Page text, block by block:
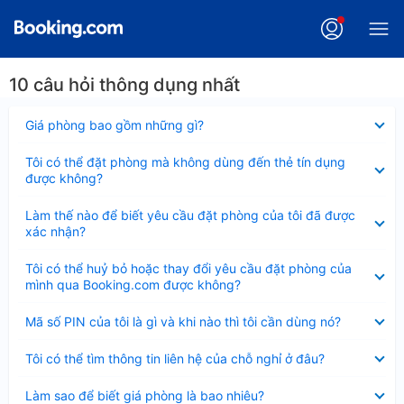
10 câu hỏi thông dụng nhất
Giá phòng bao gồm những gì?
thu
Tôi có thể đặt phòng mà không dùng đến thẻ tín dụng
được không?
thu
gọn
Làm thế nào để biết yêu cầu đặt phòng của tôi đã được
xác nhận?
thu
gọn
Tôi có thể huỷ bỏ hoặc thay đổi yêu cầu đặt phòng của
mình qua Booking.com được không?
thu
gọn
Mã số PIN của tôi là gì và khi nào thì tôi cần dùng nó?
thu
Tôi có thể tìm thông tin liên hệ của chỗ nghỉ ở đâu?
thu
Làm sao để biết giá phòng là bao nhiêu?
thu